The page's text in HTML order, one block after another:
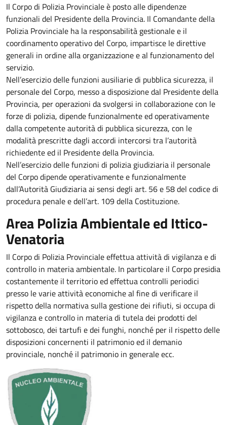
Il Corpo di Polizia Provinciale è posto alle dipendenze
funzionali del Presidente della Provincia. Il Comandante della
Polizia Provinciale ha la responsabilità gestionale e il
coordinamento operativo del Corpo, impartisce le direttive
generali in ordine alla organizzazione e al funzionamento del
servizio.
Nell’esercizio delle funzioni ausiliarie di pubblica sicurezza, il
personale del Corpo, messo a disposizione dal Presidente della
Provincia, per operazioni da svolgersi in collaborazione con le
forze di polizia, dipende funzionalmente ed operativamente
dalla competente autorità di pubblica sicurezza, con le
modalità prescritte dagli accordi intercorsi tra l’autorità
richiedente ed il Presidente della Provincia.
Nell’esercizio delle funzioni di polizia giudiziaria il personale
del Corpo dipende operativamente e funzionalmente
dall’Autorità Giudiziaria ai sensi degli art. 56 e 58 del codice di
procedura penale e dell’art. 109 della Costituzione.
Area Polizia Ambientale ed Ittico-
Venatoria
Il Corpo di Polizia Provinciale effettua attività di vigilanza e di
controllo in materia ambientale. In particolare il Corpo presidia
costantemente il territorio ed effettua controlli periodici
presso le varie attività economiche al fine di verificare il
rispetto della normativa sulla gestione dei rifiuti, si occupa di
vigilanza e controllo in materia di tutela dei prodotti del
sottobosco, dei tartufi e dei funghi, nonché per il rispetto delle
disposizioni concernenti il patrimonio ed il demanio
provinciale, nonché il patrimonio in generale ecc.